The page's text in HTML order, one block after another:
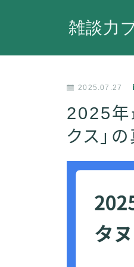
雑談力
2025.07.27
2025年
クス」